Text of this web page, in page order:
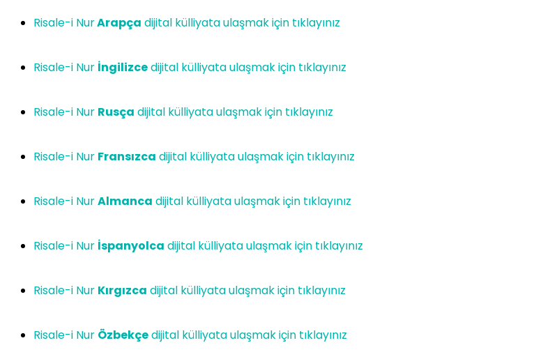
Risale-i NurArapça dijital külliyata ulaşmak için tıklayınız
Risale-i Nur İngilizcedijital külliyata ulaşmak için tıklayınız
Risale-i Nur Rusça dijital külliyata ulaşmak için tıklayınız
Risale-i Nur Fransızca dijital külliyata ulaşmak için tıklayınız
Risale-i NurAlmanca dijital külliyata ulaşmak için tıklayınız
Risale-i Nur İspanyolca dijital külliyata ulaşmak için tıklayınız
Risale-i Nur Kırgızca dijital külliyata ulaşmak için tıklayınız
Risale-i Nur Özbekçedijital külliyata ulaşmak için tıklayınız